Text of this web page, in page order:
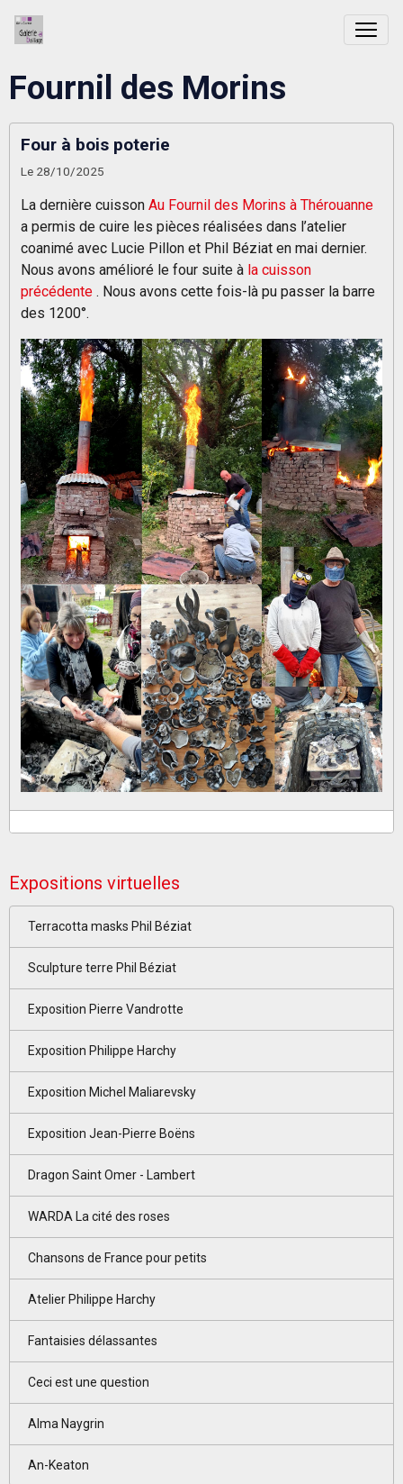
Fournil des Morins
Four à bois poterie
Le 28/10/2025
La dernière cuisson Au Fournil des Morins à Thérouanne
a permis de cuire les pièces réalisées dans l’atelier
coanimé avec Lucie Pillon et Phil Béziat en mai dernier.
Nous avons amélioré le four suite à la cuisson
précédente . Nous avons cette fois-là pu passer la barre
des 1200°.
Expositions virtuelles
Terracotta masks Phil Béziat
Sculpture terre Phil Béziat
Exposition Pierre Vandrotte
Exposition Philippe Harchy
Exposition Michel Maliarevsky
Exposition Jean-Pierre Boëns
Dragon Saint Omer - Lambert
WARDA La cité des roses
Chansons de France pour petits
Atelier Philippe Harchy
Fantaisies délassantes
Ceci est une question
Alma Naygrin
An-Keaton